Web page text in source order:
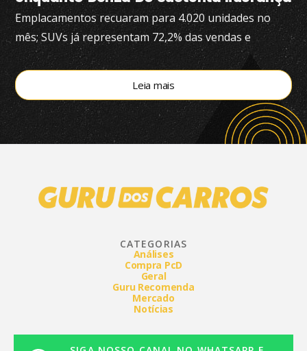
Emplacamentos recuaram para 4.020 unidades no
mês; SUVs já representam 72,2% das vendas e
modelos eletrificados respondem por 55,4% do
segmento, aponta a Bright Consulting.
Leia mais
CATEGORIAS
Análises
Compra PcD
Geral
Guru Recomenda
Mercado
Notícias